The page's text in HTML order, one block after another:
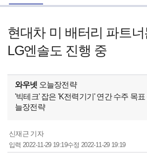
현대차 미 배터리 파트
LG엔솔도 진행 중
와우넷 오늘장전략
'빅테크' 잡은 'K전력기기' 연간 수주 목표
늘장전략
신재근 기자
입력 2022-11-29 19:19수정 2022-11-29 19:19